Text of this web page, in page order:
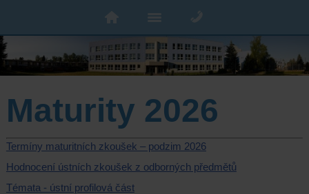
Maturity 2026
Termíny maturitních zkoušek – podzim 2026
Hodnocení ústních zkoušek z odborných předmětů
Témata - ústní profilová část